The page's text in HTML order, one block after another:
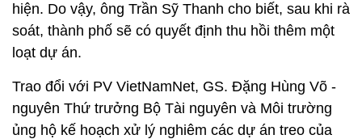
hiện. Do vậy, ông Trần Sỹ Thanh cho biết, sau khi rà
soát, thành phố sẽ có quyết định thu hồi thêm một
loạt dự án.
Trao đổi với PV VietNamNet, GS. Đặng Hùng Võ -
nguyên Thứ trưởng Bộ Tài nguyên và Môi trường
ủng hộ kế hoạch xử lý nghiêm các dự án treo của